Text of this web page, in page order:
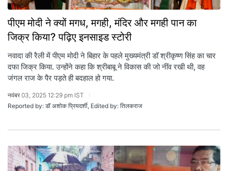
पीएम मोदी ने क्यों मगध, मगही, मंदिर और मगही पान का
जिक्र किया? पढ़िए इनसाइड स्टोरी
नवादा की रैली में पीएम मोदी ने बिहार के पहले मुख्यमंत्री डॉ श्रीकृष्ण सिंह का चार
दफा जिक्र किया. उन्होंने कहा कि श्रीबाबू ने विकास की जो नींव रखी थी, वह
जंगल राज के पैर पड़ते ही बदहाल हो गया.
नवंबर 03, 2025 12:29 pm IST
Reported by: डॉ अशोक प्रियदर्शी, Edited by: तिलकराज